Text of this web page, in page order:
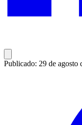
Publicado: 29 de agosto